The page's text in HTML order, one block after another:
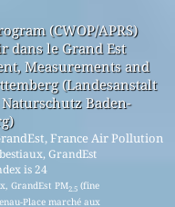
(CWOP/APRS)
dans le Grand Est
Measurements and
(Landesanstalt
Baden-
France Air Pollution
GrandEst
is 24
GrandEst PM2.5 (fine
Place marché aux